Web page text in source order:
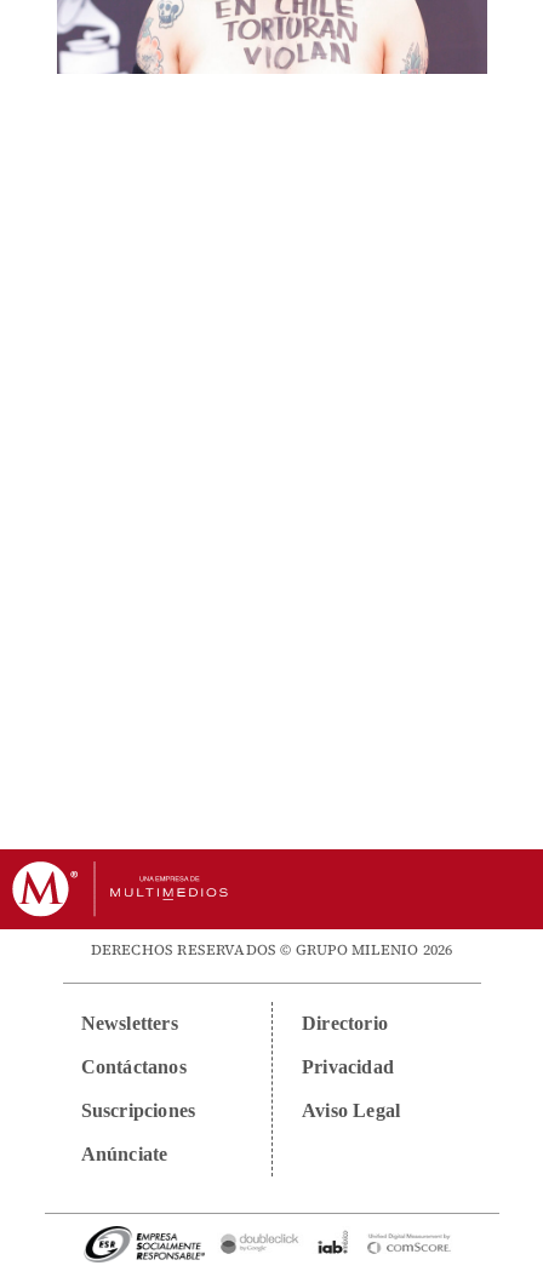
DERECHOS RESERVADOS © GRUPO MILENIO 2026
Newsletters
Contáctanos
Suscripciones
Anúnciate
Directorio
Privacidad
Aviso Legal